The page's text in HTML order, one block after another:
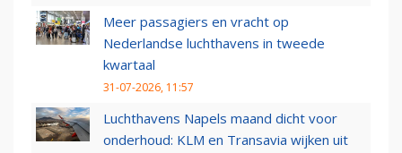
Meer passagiers en vracht op
Nederlandse luchthavens in tweede
kwartaal
31-07-2026, 11:57
Luchthavens Napels maand dicht voor
onderhoud: KLM en Transavia wijken uit